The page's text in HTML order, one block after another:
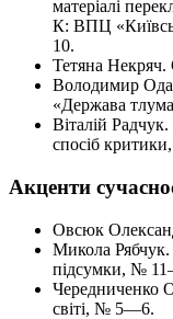
матеріалі
К: ВПЦ
10.
Тетяна
Володимир
«Держава
Віталій
спосіб
Акценти
Овсюк
Микола Рябчук.
підсумки, №
Чередниченко
світі, № 5—6.